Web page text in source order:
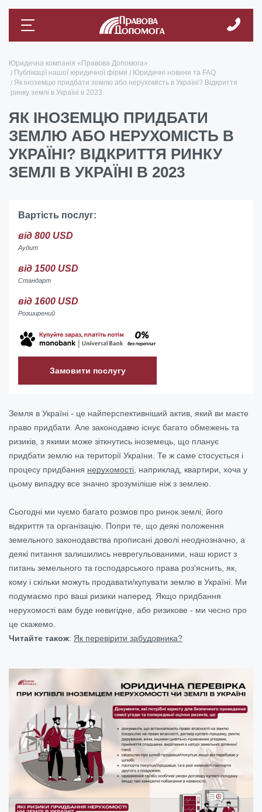
Юридична компанія «Правова Допомога»
Публікації нашої юридичної фірми
Юридичні новини та FAQ
Як іноземцю придбати землю або нерухомість в Україні? Відкриття
ринку землі в Україні в 2023
ЯК ІНОЗЕМЦЮ ПРИДБАТИ
ЗЕМЛЮ АБО НЕРУХОМІСТЬ В
УКРАЇНІ? ВІДКРИТТЯ РИНКУ
ЗЕМЛІ В УКРАЇНІ В 2023
Вартість послуг:
від 800 USD
Аудит
від 1500 USD
Стандарт
від 1600 USD
Розширений
Замовити послугу
Земля в Україні - це найперспективніший актив, який ви маєте
право придбати. Але законодавчо існує багато обмежень та
ризиків, з якими може зіткнутись іноземець, що планує
придбати землю на території України. Те ж саме стосується і
процесу придбання нерухомості , наприклад, квартири, хоча у
цьому випадку все значно зрозуміліше ніж з землею.
Сьогодні ми чуємо багато розмов про ринок землі, його
відкриття та організацію. Попри те, що деякі положення
земельного законодавства прописані доволі неоднозначно, а
деякі питання залишились неврегульованими, наш юрист з
питань земельного та господарського права роз'яснить, як,
кому і скільки можуть продавати/купувати землю в Україні. Ми
подумаємо про ваші ризики наперед. Якщо придбання
нерухомості вам буде невигідне, або ризикове - ми чесно про
це скажемо.
Читайте також: Як перевірити забудовника?